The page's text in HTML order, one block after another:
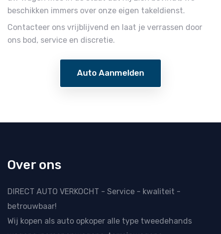
beschikken immers over onze eigen takeldienst.
Contacteer ons vrijblijvend en laat je verrassen door
ons bod, service en discretie.
Auto Aanmelden
Over ons
DIRECT AUTO VERKOCHT - Service - kwaliteit -
betrouwbaar!
Wij kopen als auto opkoper alle type tweedehands